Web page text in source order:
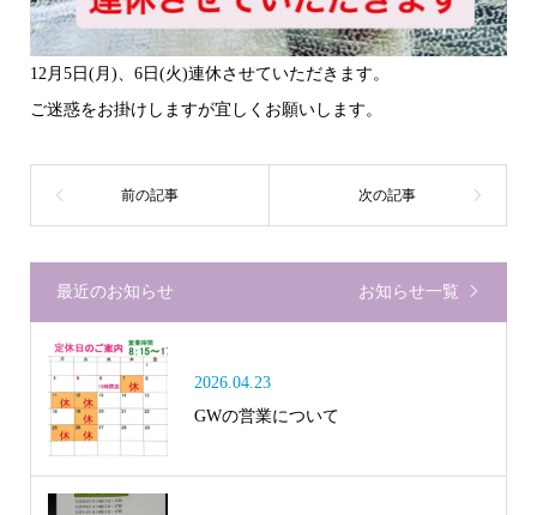
12月5日(月)、6日(火)連休させていただきます。
ご迷惑をお掛けしますが宜しくお願いします。
最近のお知らせ お知らせ一覧
2026.04.23
GWの営業について